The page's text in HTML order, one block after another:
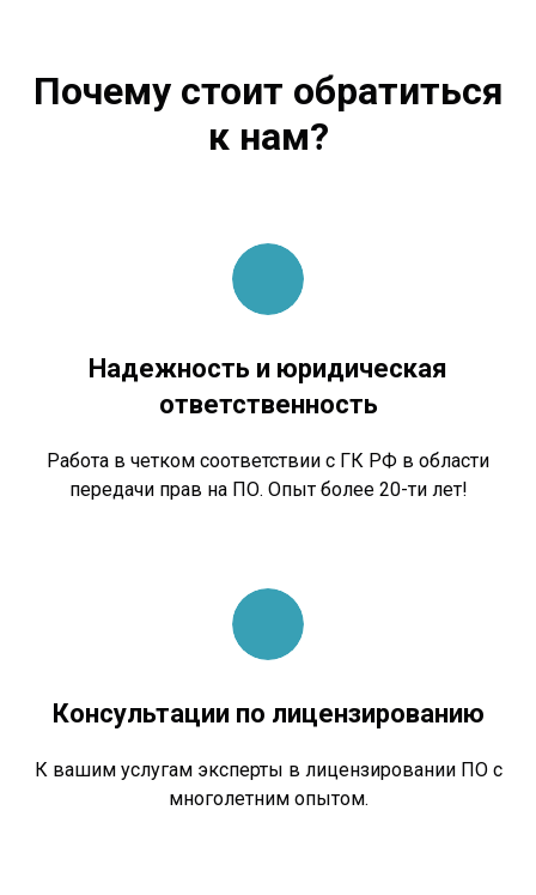
Почему стоит обратиться
к нам?
Надежность и юридическая
ответственность
Работа в четком соответствии с ГК РФ в области
передачи прав на ПО. Опыт более 20-ти лет!
Консультации по лицензированию
К вашим услугам эксперты в лицензировании ПО с
многолетним опытом.